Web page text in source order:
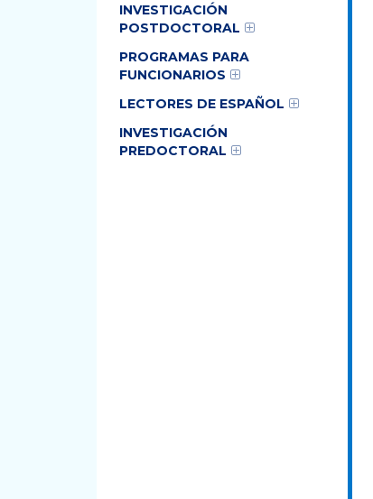
INVESTIGACIÓN
POSTDOCTORAL
PROGRAMAS PARA
FUNCIONARIOS
LECTORES DE ESPAÑOL
INVESTIGACIÓN
PREDOCTORAL